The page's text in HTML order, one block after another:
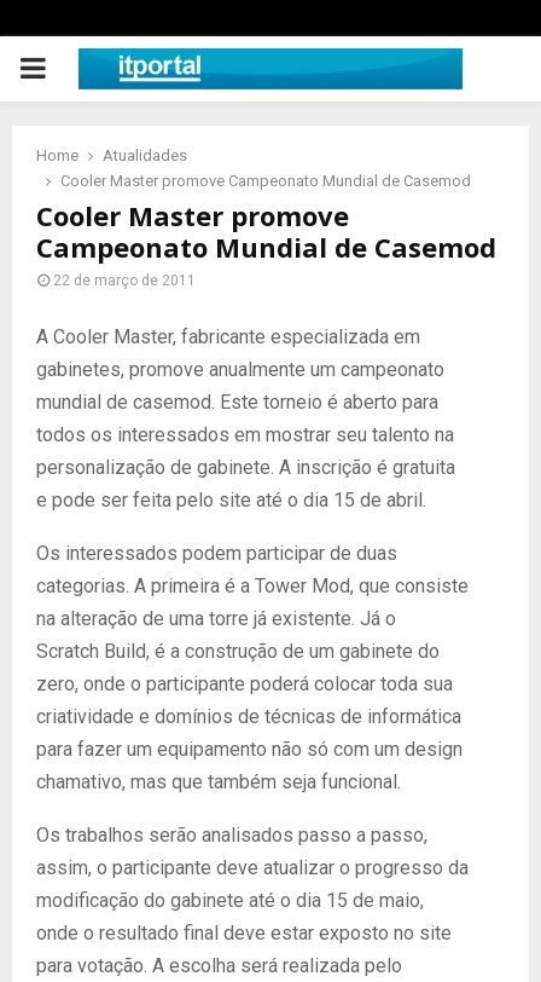
PRIMARY
Home
Atualidades
Cooler Master promove Campeonato Mundial de Casemod
Cooler Master promove
Campeonato Mundial de Casemod
22 de março de 2011
A Cooler Master, fabricante especializada em
gabinetes, promove anualmente um campeonato
mundial de casemod. Este torneio é aberto para
todos os interessados em mostrar seu talento na
personalização de gabinete. A inscrição é gratuita
e pode ser feita pelo site até o dia 15 de abril.
Os interessados podem participar de duas
categorias. A primeira é a Tower Mod, que consiste
na alteração de uma torre já existente. Já o
Scratch Build, é a construção de um gabinete do
zero, onde o participante poderá colocar toda sua
criatividade e domínios de técnicas de informática
para fazer um equipamento não só com um design
chamativo, mas que também seja funcional.
Os trabalhos serão analisados passo a passo,
assim, o participante deve atualizar o progresso da
modificação do gabinete até o dia 15 de maio,
onde o resultado final deve estar exposto no site
para votação. A escolha será realizada pelo